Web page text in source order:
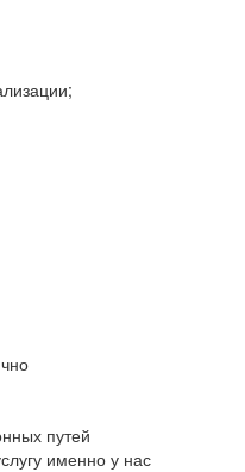
путей
именно у нас